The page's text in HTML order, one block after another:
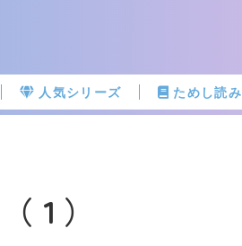
人気シリーズ ためし読み
１）